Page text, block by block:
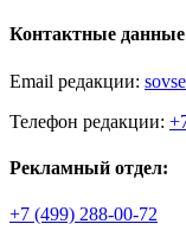
Контактные
Email редакции:
Телефон редакции:
Рекламный отдел:
+7 (499) 288-00-72